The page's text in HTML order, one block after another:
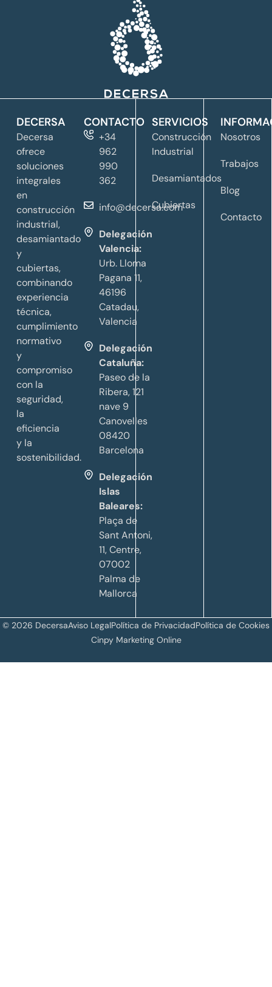
DECERSA
Decersa
ofrece
soluciones
integrales
en
construcción
industrial,
desamiantado
y
cubiertas,
combinando
experiencia
técnica,
cumplimiento
normativo
y
compromiso
con la
seguridad,
la
eficiencia
y la
sostenibilidad.
CONTACTO
+34
962
990
362
info@decersa.com
Delegación
Valencia:
Urb. Lloma
Pagana 11,
46196
Catadau,
Valencia
Delegación
Cataluña:
Paseo de la
Ribera, 121
nave 9
Canovelles
08420
Barcelona
Delegación
Islas
Baleares:
Plaça de
Sant Antoni,
11, Centre,
07002
Palma de
Mallorca
SERVICIOS
Construcción
Industrial
Desamiantados
Cubiertas
Nosotros
Trabajos
Blog
Contacto
© 2026 DecersaAviso LegalPolítica de PrivacidadPolítica de Cookies
Cinpy Marketing Online